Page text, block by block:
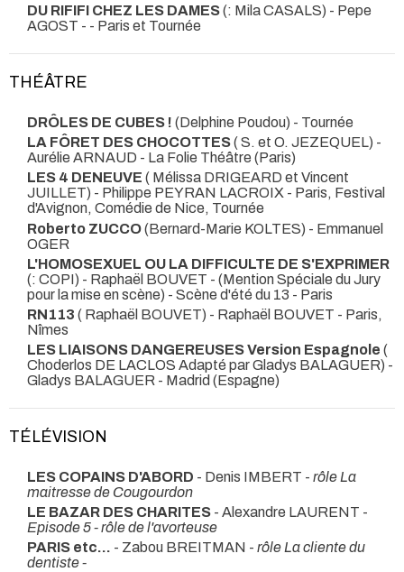
DU RIFIFI CHEZ LES DAMES(: Mila CASALS) - Pepe
AGOST - - Paris et Tournée
THÉÂTRE
DRÔLES DE CUBES ! (Delphine Poudou) - Tournée
LA FÔRET DES CHOCOTTES( S. et O. JEZEQUEL) -
Aurélie ARNAUD - La Folie Théâtre (Paris)
LES 4 DENEUVE ( Mélissa DRIGEARD et Vincent
JUILLET) - Philippe PEYRAN LACROIX - Paris, Festival
d'Avignon, Comédie de Nice, Tournée
Roberto ZUCCO(Bernard-Marie KOLTES) - Emmanuel
OGER
L'HOMOSEXUEL OU LA DIFFICULTE DE S'EXPRIMER
(: COPI) - Raphaël BOUVET - (Mention Spéciale du Jury
pour la mise en scène) - Scène d'été du 13 - Paris
RN113 ( Raphaël BOUVET) - Raphaël BOUVET - Paris,
Nîmes
LES LIAISONS DANGEREUSES Version Espagnole (
Choderlos DE LACLOS Adapté par Gladys BALAGUER) -
Gladys BALAGUER - Madrid (Espagne)
TÉLÉVISION
LES COPAINS D'ABORD - Denis IMBERT - rôle La
maitresse de Cougourdon
LE BAZAR DES CHARITES - Alexandre LAURENT -
Episode 5 - rôle de l'avorteuse
PARIS etc... - Zabou BREITMAN - rôle La cliente du
dentiste -